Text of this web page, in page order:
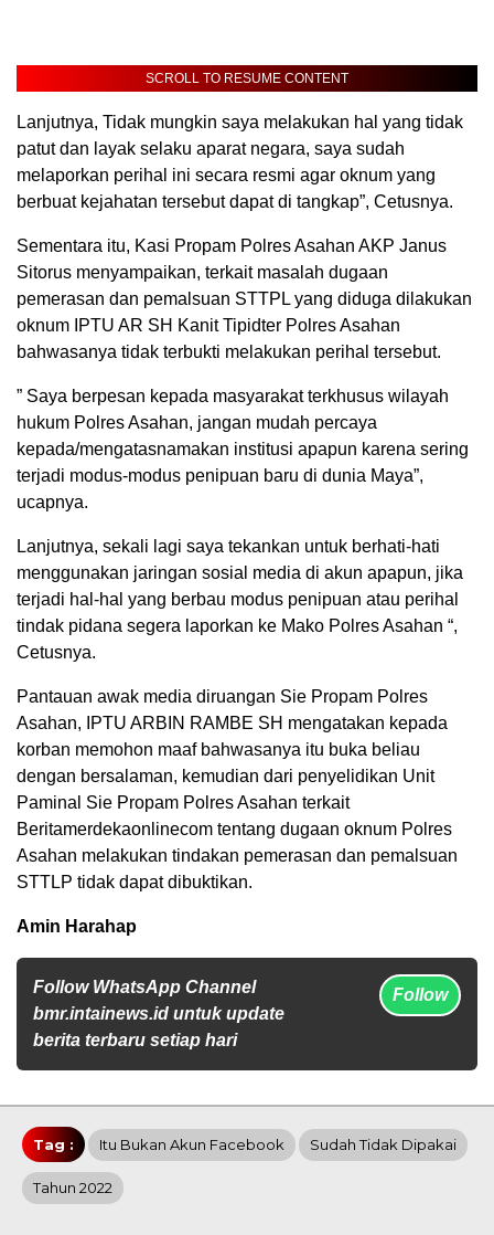
SCROLL TO RESUME CONTENT
Lanjutnya, Tidak mungkin saya melakukan hal yang tidak
patut dan layak selaku aparat negara, saya sudah
melaporkan perihal ini secara resmi agar oknum yang
berbuat kejahatan tersebut dapat di tangkap”, Cetusnya.
Sementara itu, Kasi Propam Polres Asahan AKP Janus
Sitorus menyampaikan, terkait masalah dugaan
pemerasan dan pemalsuan STTPL yang diduga dilakukan
oknum IPTU AR SH Kanit Tipidter Polres Asahan
bahwasanya tidak terbukti melakukan perihal tersebut.
” Saya berpesan kepada masyarakat terkhusus wilayah
hukum Polres Asahan, jangan mudah percaya
kepada/mengatasnamakan institusi apapun karena sering
terjadi modus-modus penipuan baru di dunia Maya”,
ucapnya.
Lanjutnya, sekali lagi saya tekankan untuk berhati-hati
menggunakan jaringan sosial media di akun apapun, jika
terjadi hal-hal yang berbau modus penipuan atau perihal
tindak pidana segera laporkan ke Mako Polres Asahan “,
Cetusnya.
Pantauan awak media diruangan Sie Propam Polres
Asahan, IPTU ARBIN RAMBE SH mengatakan kepada
korban memohon maaf bahwasanya itu buka beliau
dengan bersalaman, kemudian dari penyelidikan Unit
Paminal Sie Propam Polres Asahan terkait
Beritamerdekaonlinecom tentang dugaan oknum Polres
Asahan melakukan tindakan pemerasan dan pemalsuan
STTLP tidak dapat dibuktikan.
Amin Harahap
Follow WhatsApp Channel
bmr.intainews.id untuk update
berita terbaru setiap hari
Follow
Tag : Itu Bukan Akun Facebook Sudah Tidak Dipakai
Tahun 2022